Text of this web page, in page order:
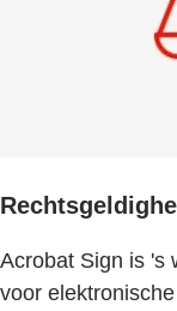
Acrobat Sign is 's
voor